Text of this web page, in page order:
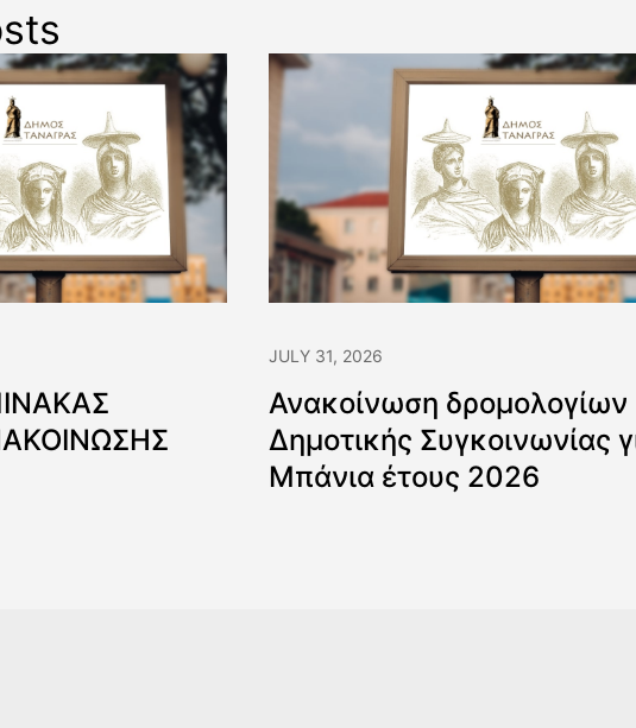
JULY 31, 2026
Ανακοίνωση δρομολογίων
Δημοτικής Συγκοινωνίας
Μπάνια έτους 2026